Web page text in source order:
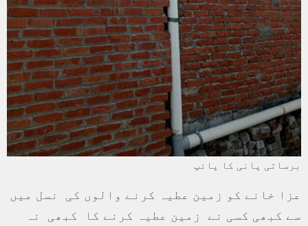
برساتی پانی کا پائپ
عزا خانے کو زمین عطیہ کرنے والوں کی نسل میں
سے کبھی کسی نے زمین عطیہ کرنے کا کبھی نہ